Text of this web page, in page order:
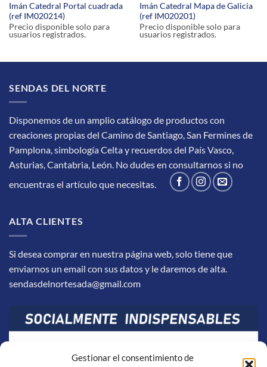
Gestionar el consentimiento de
Imán Catedral Portal cuadrada
(ref IM020214)
Precio disponible solo para
usuarios registrados.
Imán Catedral Mapa de Galicia
(ref IM020201)
Precio disponible solo para
usuarios registrados.
SENDAS DEL NORTE
Disponemos de un amplio catálogo de productos con
creaciones propias del Camino de Santiago, San Fermines de
Pamplona, simbología Celta y recuerdos del País Vasco,
Asturias, Cantabria, León. No dudes en consultarnos si no
encuentras el artículo que necesitas.
ALTA CLIENTES
Si desea comprar en nuestra página web, solo tiene que
enviarnos un email con sus datos y le daremos de alta.
sendasdelnortesada@gmail.com